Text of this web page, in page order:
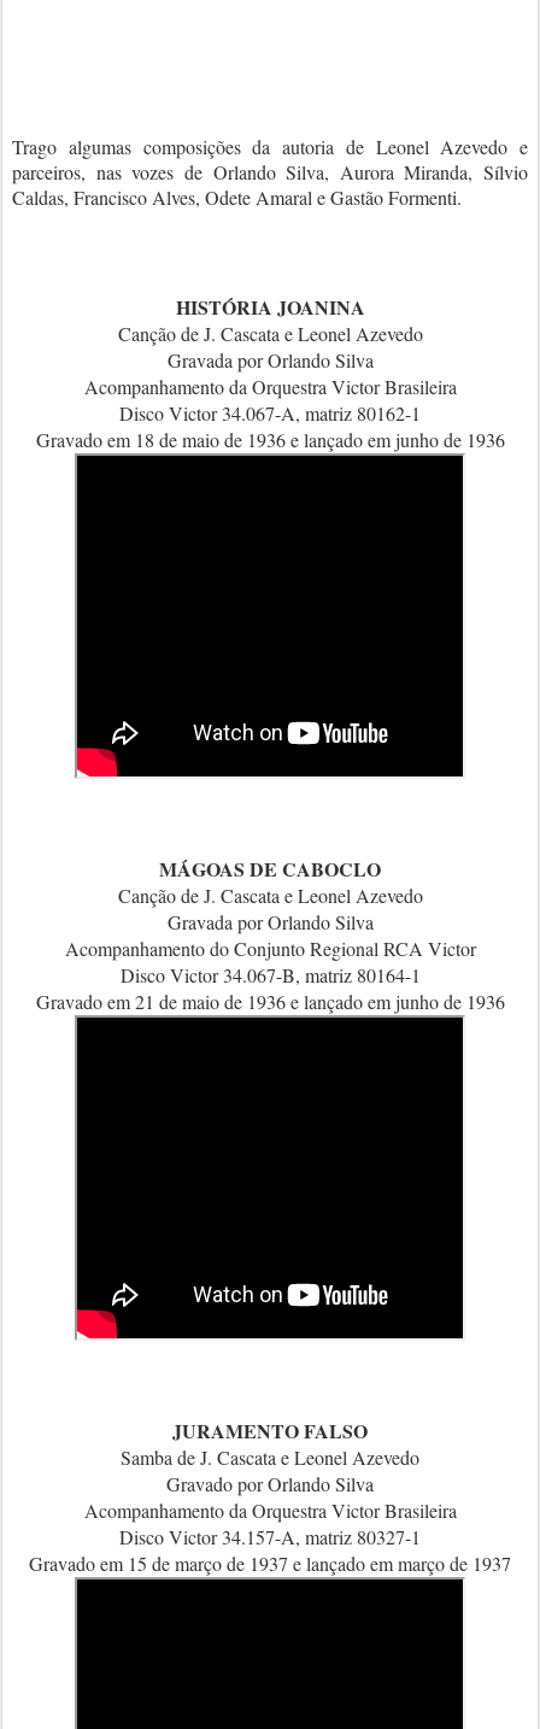
Trago algumas composições da autoria de Leonel Azevedo e
parceiros, nas vozes de Orlando Silva, Aurora Miranda, Sílvio
Caldas, Francisco Alves, Odete Amaral e Gastão Formenti.
HISTÓRIA JOANINA
Canção de J. Cascata e Leonel Azevedo
Gravada por Orlando Silva
Acompanhamento da Orquestra Victor Brasileira
Disco Victor 34.067-A, matriz 80162-1
Gravado em 18 de maio de 1936 e lançado em junho de 1936
MÁGOAS DE CABOCLO
Canção de J. Cascata e Leonel Azevedo
Gravada por Orlando Silva
Acompanhamento do Conjunto Regional RCA Victor
Disco Victor 34.067-B, matriz 80164-1
Gravado em 21 de maio de 1936 e lançado em junho de 1936
JURAMENTO FALSO
Samba deJ. Cascata e Leonel Azevedo
Gravado por Orlando Silva
Acompanhamento da Orquestra Victor Brasileira
Disco Victor 34.157-A, matriz 80327-1
Gravado em 15 de março de 1937 e lançado em março de 1937